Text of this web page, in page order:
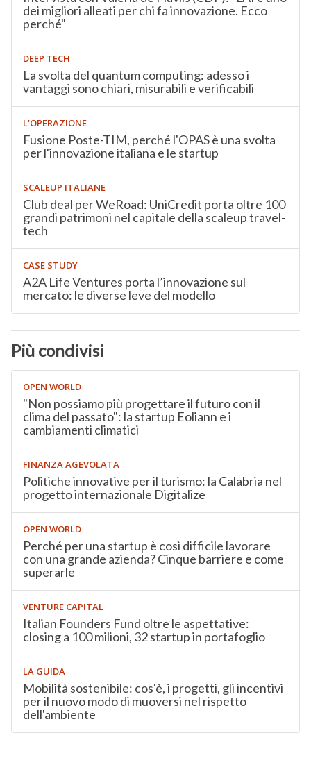
dei migliori alleati per chi fa innovazione. Ecco
perché"
DEEP TECH
La svolta del quantum computing: adesso i
vantaggi sono chiari, misurabili e verificabili
L'OPERAZIONE
Fusione Poste-TIM, perché l'OPAS è una svolta
per l'innovazione italiana e le startup
SCALEUP ITALIANE
Club deal per WeRoad: UniCredit porta oltre 100
grandi patrimoni nel capitale della scaleup travel-
tech
CASE STUDY
A2A Life Ventures porta l’innovazione sul
mercato: le diverse leve del modello
Più condivisi
OPEN WORLD
"Non possiamo più progettare il futuro con il
clima del passato": la startup Eoliann e i
cambiamenti climatici
FINANZA AGEVOLATA
Politiche innovative per il turismo: la Calabria nel
progetto internazionale Digitalize
OPEN WORLD
Perché per una startup è così difficile lavorare
con una grande azienda? Cinque barriere e come
superarle
VENTURE CAPITAL
Italian Founders Fund oltre le aspettative:
closing a 100 milioni, 32 startup in portafoglio
LA GUIDA
Mobilità sostenibile: cos'è, i progetti, gli incentivi
per il nuovo modo di muoversi nel rispetto
dell'ambiente